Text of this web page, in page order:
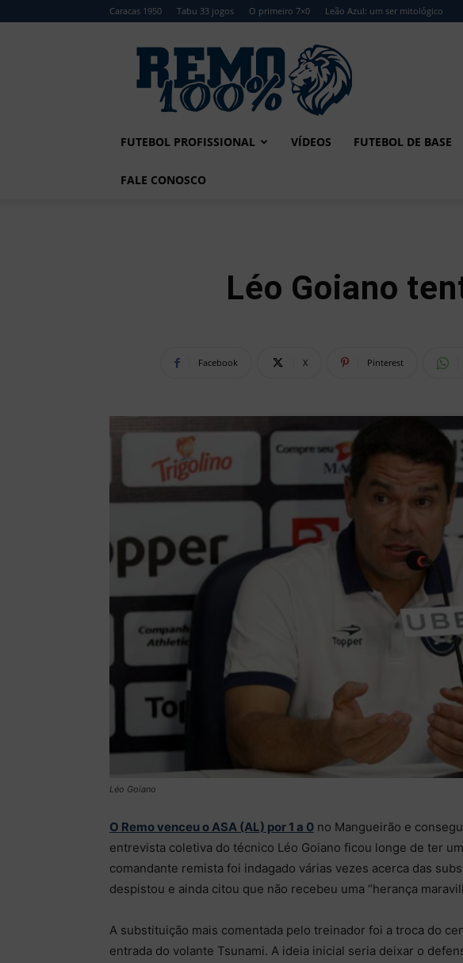
Caracas 1950 Tabu 33 jogos O primeiro 7×0 Leão Azul: um ser mitológico
Remo
FUTEBOL PROFISSIONAL VÍDEOS FUTEBOL DE BASE
FALE CONOSCO
Léo Goiano
Facebook X Pinterest
Léo Goiano
O Remo venceu o ASA (AL) por 1 a 0 no Mangueirão e
entrevista coletiva do técnico Léo Goiano ficou longe de ter
comandante remista foi indagado várias vezes acerca das
despistou e ainda citou que não recebeu uma “herança
A substituição mais comentada pelo treinador foi a troca do
entrada do volante Tsunami. A ideia inicial seria deixar o